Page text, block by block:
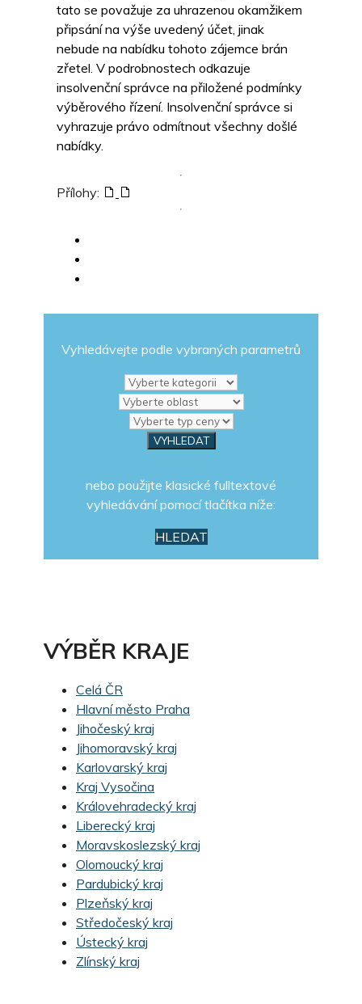
tato se považuje za uhrazenou okamžikem
připsání na výše uvedený účet, jinak
nebude na nabídku tohoto zájemce brán
zřetel. V podrobnostech odkazuje
insolvenční správce na přiložené podmínky
výběrového řízení. Insolvenční správce si
vyhrazuje právo odmítnout všechny došlé
nabídky.
Přílohy:
Vyhledávejte podle vybraných parametrů
nebo použijte klasické fulltextové
vyhledávání pomocí tlačítka níže:
HLEDAT
VÝBĚR KRAJE
Celá ČR
Hlavní město Praha
Jihočeský kraj
Jihomoravský kraj
Karlovarský kraj
Kraj Vysočina
Královehradecký kraj
Liberecký kraj
Moravskoslezský kraj
Olomoucký kraj
Pardubický kraj
Plzeňský kraj
Středočeský kraj
Ústecký kraj
Zlínský kraj